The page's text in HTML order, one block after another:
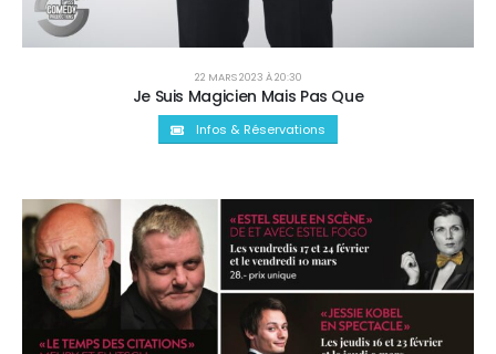
22 MARS 2023 À 20:30
Je Suis Magicien Mais Pas Que
Infos & Réservations